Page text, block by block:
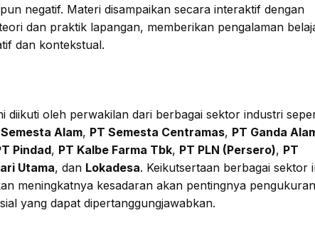
negatif. Materi disampaikan secara interaktif dengan
dan praktik lapangan, memberikan pengalaman
dan kontekstual.
diikuti oleh perwakilan dari berbagai sektor industri
Alam, PT Semesta Centramas, PT Ganda
Pindad, PT Kalbe Farma Tbk, PT PLN (Persero), PT
Utama, dan Lokadesa. Keikutsertaan berbagai sektor
meningkatnya kesadaran akan pentingnya pengukuran
yang dapat dipertanggungjawabkan.